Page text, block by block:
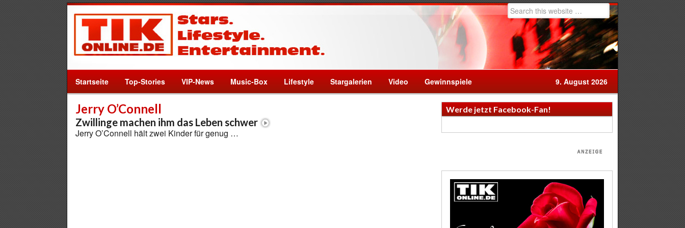
Startseite Top-Stories VIP-News Music-Box Lifestyle Stargalerien Video Gewinnspiele 9. August 2026
Jerry O’Connell
Zwillinge machen ihm das Leben schwer
Jerry O’Connell hält zwei Kinder für genug …
Werde jetzt Facebook-Fan!